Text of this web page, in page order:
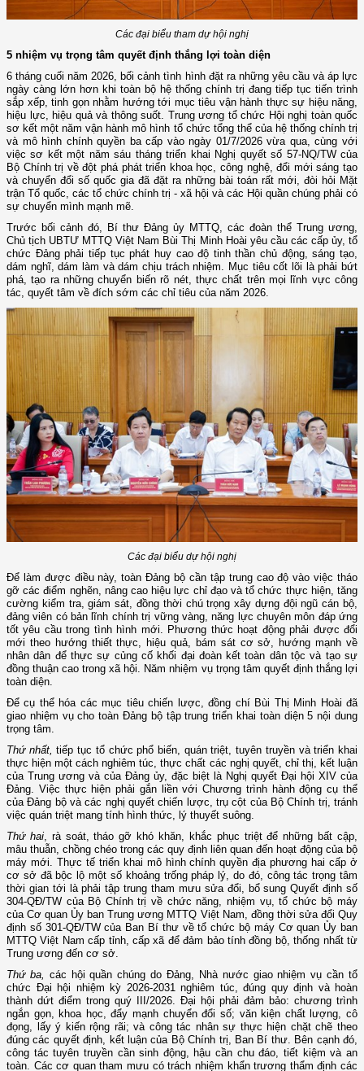
Các đại biểu tham dự hội nghị
5 nhiệm vụ trọng tâm quyết định thắng lợi toàn diện
6 tháng cuối năm 2026, bối cảnh tình hình đặt ra những yêu cầu và áp lực
ngày càng lớn hơn khi toàn bộ hệ thống chính trị đang tiếp tục tiến trình
sắp xếp, tinh gọn nhằm hướng tới mục tiêu vận hành thực sự hiệu năng,
hiệu lực, hiệu quả và thông suốt. Trung ương tổ chức Hội nghị toàn quốc
sơ kết một năm vận hành mô hình tổ chức tổng thể của hệ thống chính trị
và mô hình chính quyền ba cấp vào ngày 01/7/2026 vừa qua, cùng với
việc sơ kết một năm sáu tháng triển khai Nghị quyết số 57-NQ/TW của
Bộ Chính trị về đột phá phát triển khoa học, công nghệ, đổi mới sáng tạo
và chuyển đổi số quốc gia đã đặt ra những bài toán rất mới, đòi hỏi Mặt
trận Tổ quốc, các tổ chức chính trị - xã hội và các Hội quần chúng phải có
sự chuyển mình mạnh mẽ.
Trước bối cảnh đó, Bí thư Đảng ủy MTTQ, các đoàn thể Trung ương,
Chủ tịch UBTƯ MTTQ Việt Nam Bùi Thị Minh Hoài yêu cầu các cấp ủy, tổ
chức Đảng phải tiếp tục phát huy cao độ tinh thần chủ động, sáng tạo,
dám nghĩ, dám làm và dám chịu trách nhiệm. Mục tiêu cốt lõi là phải bứt
phá, tạo ra những chuyển biến rõ nét, thực chất trên mọi lĩnh vực công
tác, quyết tâm về đích sớm các chỉ tiêu của năm 2026.
Các đại biểu dự hội nghị
Để làm được điều này, toàn Đảng bộ cần tập trung cao độ vào việc tháo
gỡ các điểm nghẽn, nâng cao hiệu lực chỉ đạo và tổ chức thực hiện, tăng
cường kiểm tra, giám sát, đồng thời chú trọng xây dựng đội ngũ cán bộ,
đảng viên có bản lĩnh chính trị vững vàng, năng lực chuyên môn đáp ứng
tốt yêu cầu trong tình hình mới. Phương thức hoạt động phải được đổi
mới theo hướng thiết thực, hiệu quả, bám sát cơ sở, hướng mạnh về
nhân dân để thực sự củng cố khối đại đoàn kết toàn dân tộc và tạo sự
đồng thuận cao trong xã hội. Năm nhiệm vụ trọng tâm quyết định thắng lợi
toàn diện.
Để cụ thể hóa các mục tiêu chiến lược, đồng chí Bùi Thị Minh Hoài đã
giao nhiệm vụ cho toàn Đảng bộ tập trung triển khai toàn diện 5 nội dung
trọng tâm.
Thứ nhất, tiếp tục tổ chức phổ biến, quán triệt, tuyên truyền và triển khai
thực hiện một cách nghiêm túc, thực chất các nghị quyết, chỉ thị, kết luận
của Trung ương và của Đảng ủy, đặc biệt là Nghị quyết Đại hội XIV của
Đảng. Việc thực hiện phải gắn liền với Chương trình hành động cụ thể
của Đảng bộ và các nghị quyết chiến lược, trụ cột của Bộ Chính trị, tránh
việc quán triệt mang tính hình thức, lý thuyết suông.
Thứ hai, rà soát, tháo gỡ khó khăn, khắc phục triệt để những bất cập,
mâu thuẫn, chồng chéo trong các quy định liên quan đến hoạt động của bộ
máy mới. Thực tế triển khai mô hình chính quyền địa phương hai cấp ở
cơ sở đã bộc lộ một số khoảng trống pháp lý, do đó, công tác trọng tâm
thời gian tới là phải tập trung tham mưu sửa đổi, bổ sung Quyết định số
304-QĐ/TW của Bộ Chính trị về chức năng, nhiệm vụ, tổ chức bộ máy
của Cơ quan Ủy ban Trung ương MTTQ Việt Nam, đồng thời sửa đổi Quy
định số 301-QĐ/TW của Ban Bí thư về tổ chức bộ máy Cơ quan Ủy ban
MTTQ Việt Nam cấp tỉnh, cấp xã để đảm bảo tính đồng bộ, thống nhất từ
Trung ương đến cơ sở.
Thứ ba,
các hội quần chúng do Đảng, Nhà nước giao nhiệm vụ cần tổ
chức Đại hội nhiệm kỳ 2026-2031 nghiêm túc, đúng quy định và hoàn
thành dứt điểm trong quý III/2026. Đại hội phải đảm bảo: chương trình
ngắn gọn, khoa học, đẩy mạnh chuyển đổi số; văn kiện chất lượng, cô
đọng, lấy ý kiến rộng rãi; và công tác nhân sự thực hiện chặt chẽ theo
đúng các quyết định, kết luận của Bộ Chính trị, Ban Bí thư. Bên cạnh đó,
công tác tuyên truyền cần sinh động, hậu cần chu đáo, tiết kiệm và an
toàn. Các cơ quan tham mưu có trách nhiệm khẩn trương thẩm định các